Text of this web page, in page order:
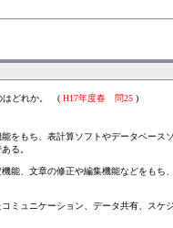
はどれか。 ( H17年度春 問25 )
をもち、表計算ソフトやデータベー
る。
能、文章の修正や編集機能などをもち
ミュニケーション、データ共有、ス